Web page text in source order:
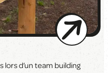
d’un team building